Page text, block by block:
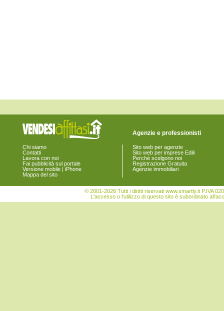
Scafa
Spoltore
Torre de' Passeri
Turrivalignani
Villa Celiera
Chi siamo
Contatti
Lavora con noi
Fai pubblicità sul portale
Versione mobile | iPhone
Mappa del sito
Agenzie e professionisti
Sito web per agenzie
Sito web per imprese Edili
Perchè scelgono noi
Registrazione Gratuita
Agenzie immobiliari
© 2001-2026 Tutti i diritti riservati www.smartly.it P.IVA
L'accesso o l'utilizzo di questo sito è subordinato